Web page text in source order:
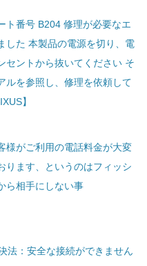
ト番号 B204 修理が必要なエ
した 本製品の電源を切り、電
セントから抜いてください そ
ルを参照し、修理を依頼して
】
様がご利用の電話料金が大変
ります、というのはフィッシ
ら相手にしない事
法：安全な接続ができません